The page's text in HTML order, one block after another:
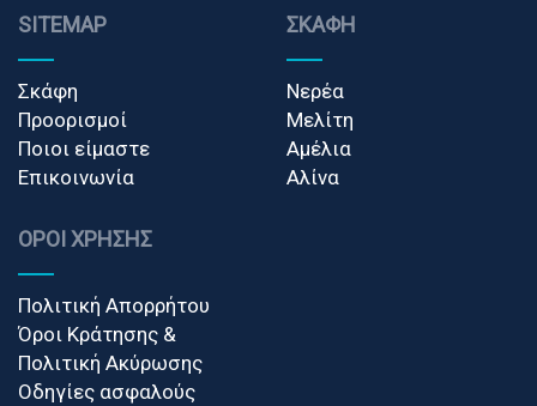
SITEMAP
Σκάφη
Προορισμοί
Ποιοι είμαστε
Επικοινωνία
ΣΚΆΦΗ
Νερέα
Μελίτη
Aμέλια
Αλίνα
ΌΡΟΙ ΧΡΉΣΗΣ
Πολιτική Απορρήτου
Όροι Κράτησης &
Πολιτική Ακύρωσης
Οδηγίες ασφαλούς